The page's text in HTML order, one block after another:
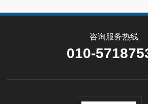
咨询服务热线
010-